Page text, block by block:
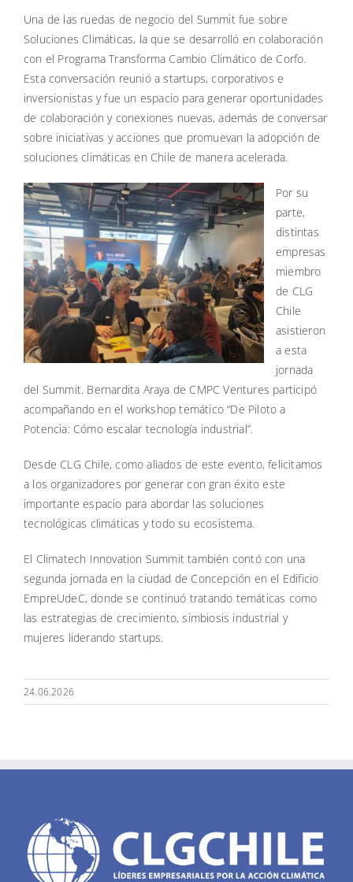
Una de las ruedas de negocio del Summit fue sobre
Soluciones Climáticas, la que se desarrolló en colaboración
con el Programa Transforma Cambio Climático de Corfo.
Esta conversación reunió a startups, corporativos e
inversionistas y fue un espacio para generar oportunidades
de colaboración y conexiones nuevas, además de conversar
sobre iniciativas y acciones que promuevan la adopción de
soluciones climáticas en Chile de manera acelerada.
Por su
parte,
distintas
empresas
miembro
de CLG
Chile
asistieron
a esta
jornada
del Summit. Bernardita Araya de CMPC Ventures participó
acompañando en el workshop temático “De Piloto a
Potencia: Cómo escalar tecnología industrial”.
Desde CLG Chile, como aliados de este evento, felicitamos
a los organizadores por generar con gran éxito este
importante espacio para abordar las soluciones
tecnológicas climáticas y todo su ecosistema.
El Climatech Innovation Summit también contó con una
segunda jornada en la ciudad de Concepción en el Edificio
EmpreUdeC, donde se continuó tratando temáticas como
las estrategias de crecimiento, simbiosis industrial y
mujeres liderando startups.
24.06.2026